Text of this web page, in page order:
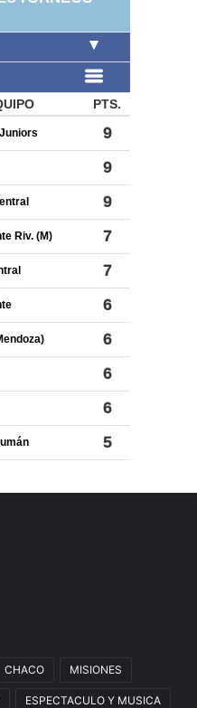
CHACO MISIONES
ESPECTACULO Y MUSICA